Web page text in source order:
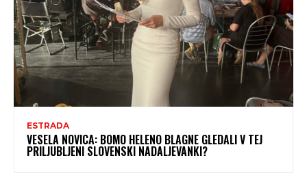
ESTRADA
VESELA NOVICA: BOMO HELENO BLAGNE GLEDALI V TEJ
PRILJUBLJENI SLOVENSKI NADALJEVANKI?